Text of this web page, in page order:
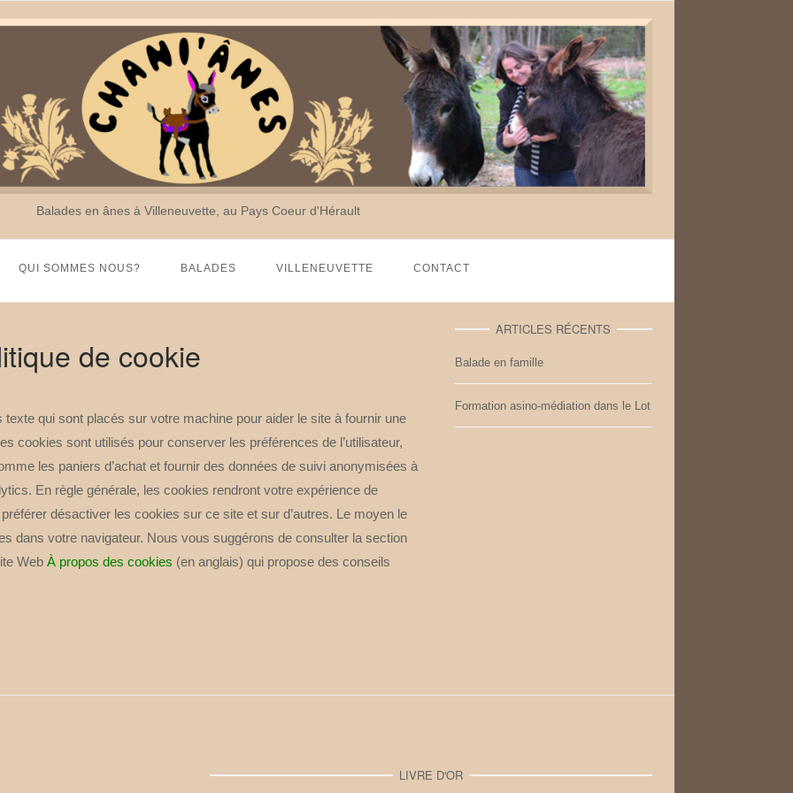
Balades en ânes à Villeneuvette, au Pays Coeur d'Hérault
QUI SOMMES NOUS? BALADES VILLENEUVETTE CONTACT
de cookie
qui sont placés sur votre machine pour aider le site à fournir une
cookies sont utilisés pour conserver les préférences de l’utilisateur,
les paniers d’achat et fournir des données de suivi anonymisées à
En règle générale, les cookies rendront votre expérience de
désactiver les cookies sur ce site et sur d’autres. Le moyen le
dans votre navigateur. Nous vous suggérons de consulter la section
WebÀ propos des cookies (en anglais) qui propose des conseils
ARTICLES RÉCENTS
Balade en famille
Formation asino-médiation dans le Lot
LIVRE D'OR